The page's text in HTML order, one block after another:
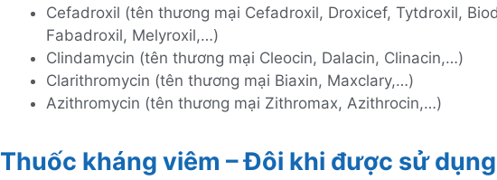
Cefadroxil (tên thương mại Cefadroxil, Droxicef, Tytdroxil,
Fabadroxil, Melyroxil,…)
Clindamycin (tên thương mại Cleocin, Dalacin, Clinacin,…)
Clarithromycin (tên thương mại Biaxin, Maxclary,…)
Azithromycin (tên thương mại Zithromax, Azithrocin,…)
Thuốc kháng viêm – Đôi khi được sử